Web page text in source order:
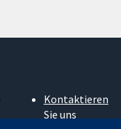
Kontaktieren
Sie uns